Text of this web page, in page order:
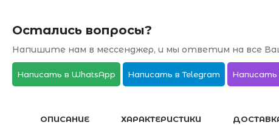
Остались вопросы?
Напишите нам в мессенджер, и мы ответим на все
Написать в WhatsApp Написать в Telegram Написать
ОПИСАНИЕ ХАРАКТЕРИСТИКИ